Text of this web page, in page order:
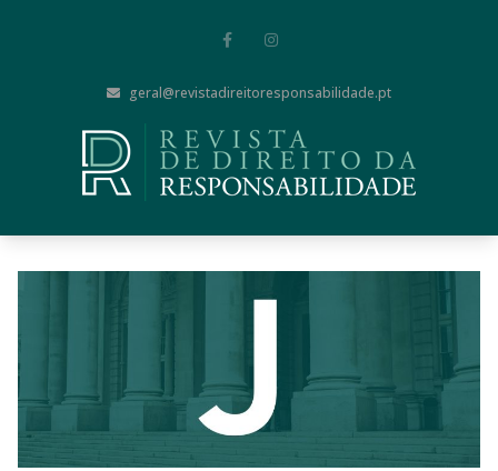
geral@revistadireitoresponsabilidade.pt